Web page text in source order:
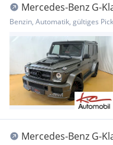
Mercedes-Benz G-
Hamann
Benzin, Automatik, gültiges
Mercedes-Benz G-